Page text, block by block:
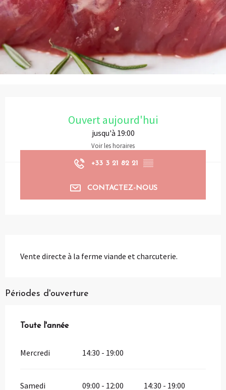
Ouvert aujourd'hui
jusqu'à 19:00
Voir les horaires
+33 3 21 82 21 ▒▒
CONTACTEZ-NOUS
Vente directe à la ferme viande et charcuterie.
Périodes d'ouverture
Toute l'année
Toute l'année
Mercredi 14:30 - 19:00
Samedi 09:00 - 12:00 14:30 - 19:00